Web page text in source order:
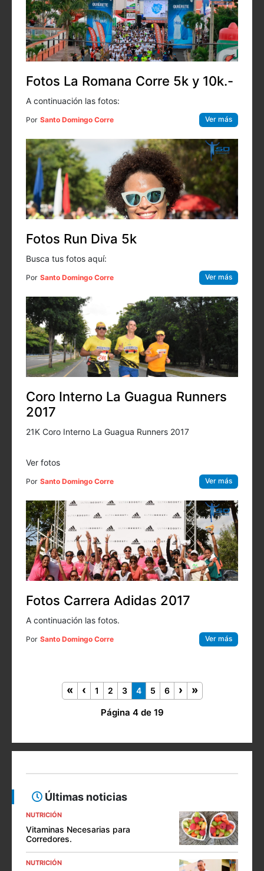
Fotos La Romana Corre 5k y 10k.-
A continuación las fotos:
Por Santo Domingo Corre Ver más
Fotos Run Diva 5k
Busca tus fotos aquí:
Por Santo Domingo Corre Ver más
Coro Interno La Guagua Runners
2017
21K Coro Interno La Guagua Runners 2017
Ver fotos
Por Santo Domingo Corre Ver más
Fotos Carrera Adidas 2017
A continuación las fotos.
Por Santo Domingo Corre Ver más
Página 4 de 19
1 2 3 4 5 6
Últimas noticias
NUTRICIÓN
Vitaminas Necesarias para
Corredores.
NUTRICIÓN